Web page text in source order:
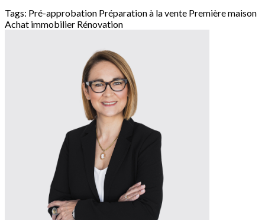
Tags: Pré-approbation Préparation à la vente Première maison
Achat immobilier Rénovation